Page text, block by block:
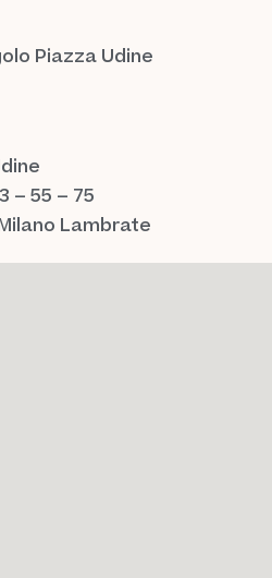
Piazza Udine
– 55 – 75
Lambrate